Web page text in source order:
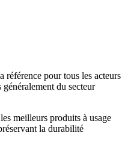
référence pour tous les acteurs
du secteur
meilleurs produits à usage
la durabilité